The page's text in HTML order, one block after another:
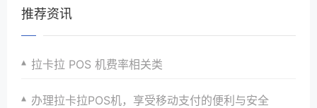
推荐资讯
拉卡拉 POS 机费率相关类
办理拉卡拉POS机，享受移动支付的便利与安全